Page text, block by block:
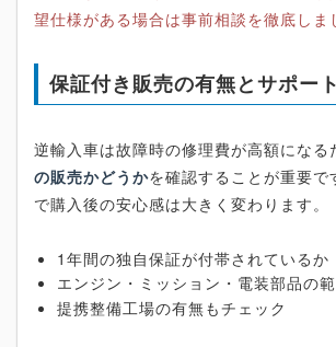
望仕様がある場合は事前相談を徹底しま
保証付き販売の有無とサポー
逆輸入車は故障時の修理費が高額になる
の販売かどうかを確認することが重要で
で購入後の安心感は大きく変わります。
1年間の独自保証が付帯されているか
エンジン・ミッション・電装部品の
提携整備工場の有無もチェック